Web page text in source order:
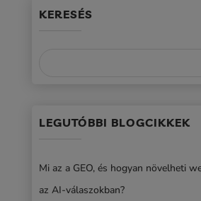
KERESÉS
LEGUTÓBBI BLOGCIKKEK
Mi az a GEO, és hogyan növelheti
az AI-válaszokban?